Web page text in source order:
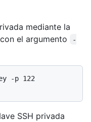
mediante la
con el argumento
-
-p 122
SSH privada